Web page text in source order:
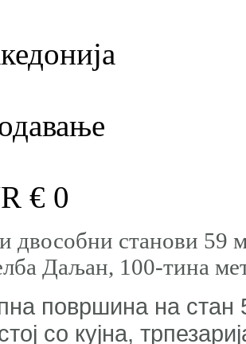
€ 0
двособни станови 59
Даљан, 100-тина
површина на
со кујна,